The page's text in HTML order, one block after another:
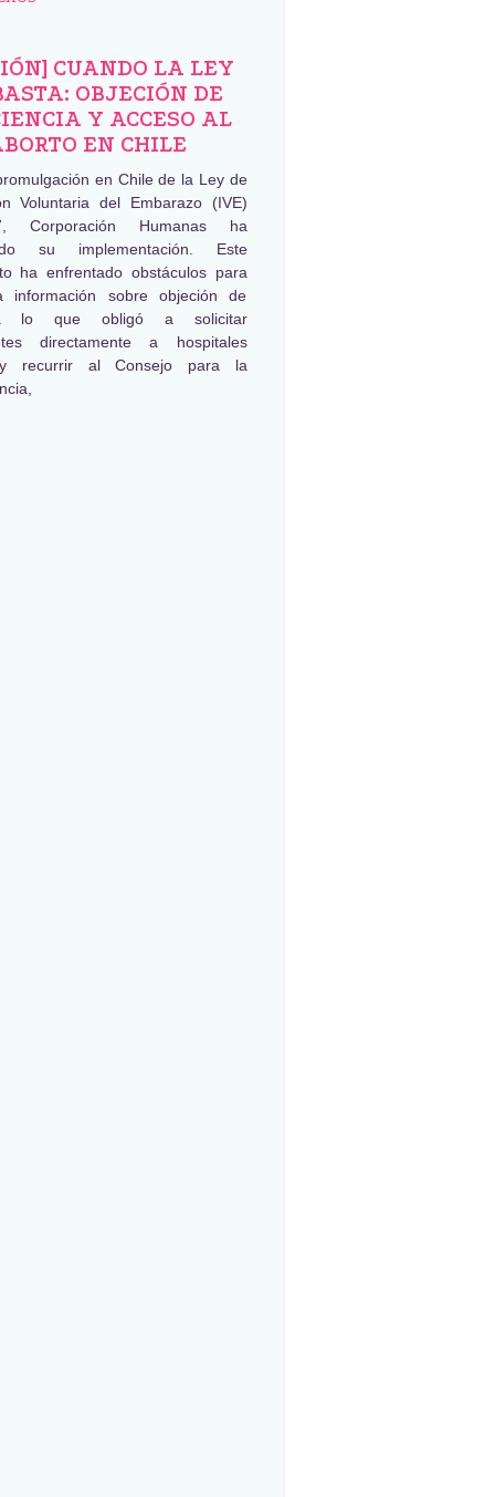
CUANDO LA LEY
OBJECIÓN DE
Y ACCESO AL
EN CHILE
en Chile de la Ley de
Voluntaria del Embarazo (IVE)
Corporación Humanas ha
su implementación. Este
ha enfrentado obstáculos para
información sobre objeción de
lo que obligó a solicitar
directamente a hospitales
recurrir al Consejo para la